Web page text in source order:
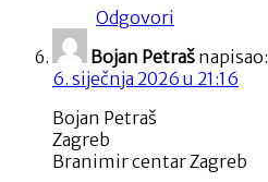
Odgovori
Bojan Petraš napisao:
6. siječnja 2026 u 21:16
Bojan Petraš
Zagreb
Branimir centar Zagreb